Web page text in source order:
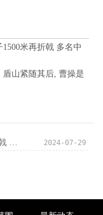
米再折戟 多名中
山紧随其后, 曹操是
2024-07-29